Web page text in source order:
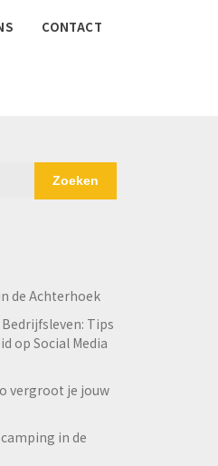
CONTACT
Zoeken
de Achterhoek
Tips
op Social Media
vergroot je jouw
in de